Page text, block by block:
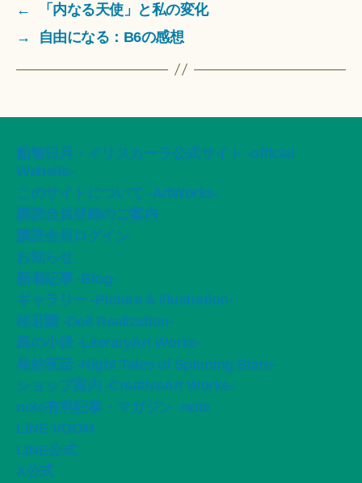
←
「内なる天使」と私の変化
→
自由になる：B6の感想
船智日月・イリスカーラ公式サイト -official
Website-
このサイトについて -ArtWorks-
購読会員登録のご案内
購読会員ログイン
お知らせ
新着記事 -Blog-
ギャラリー -Picture & Illustration-
桜荘園 -Doll Realization-
風の小径 -LiteraryArt Works-
星紡夜話 -Night Tales of Spinning Stars-
ショップ案内 -CreativeArt Works-
note有料記事・マガジン -note
LINE VOOM
LINE公式
X公式